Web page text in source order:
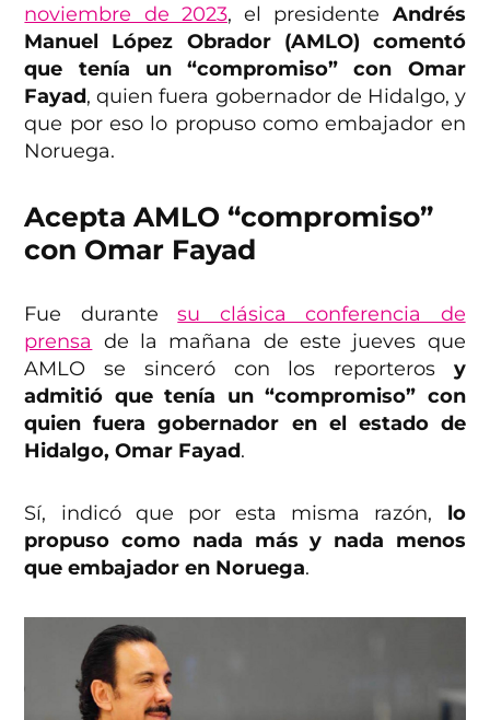
noviembre de 2023, el presidente Andrés
Manuel López Obrador (AMLO) comentó
que tenía un “compromiso” con Omar
Fayad, quien fuera gobernador de Hidalgo, y
que por eso lo propuso como embajador en
Noruega.
Acepta AMLO “compromiso”
con Omar Fayad
Fue durantesu clásica conferencia de
prensa de la mañana de este jueves que
AMLO se sinceró con los reporteros y
admitió que tenía un “compromiso” con
quien fuera gobernador en el estado de
Hidalgo, Omar Fayad.
Sí, indicó que por esta misma razón, lo
propuso como nada más y nada menos
que embajador en Noruega.